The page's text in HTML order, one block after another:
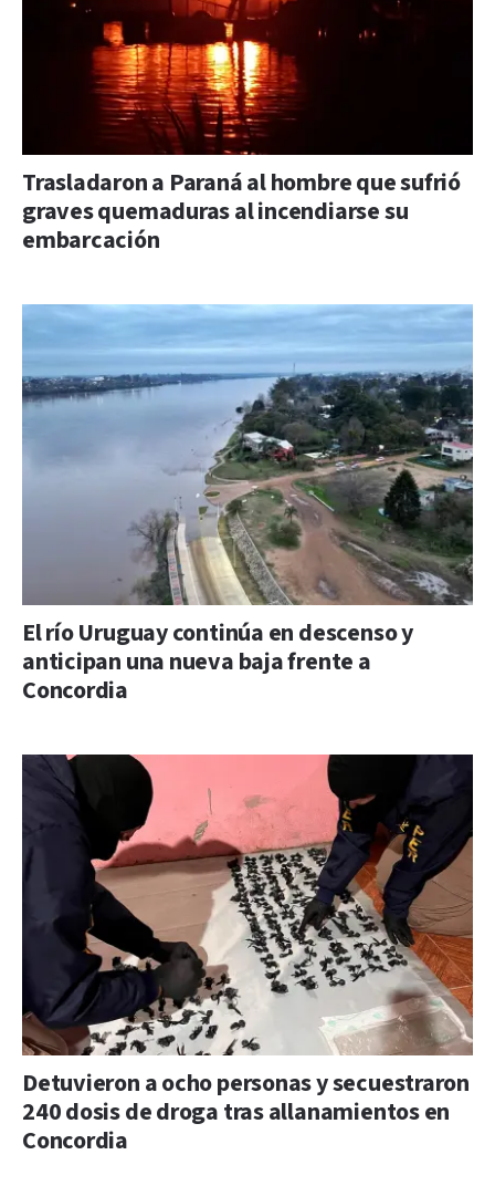
Trasladaron a Paraná al hombre que sufrió
graves quemaduras al incendiarse su
embarcación
El río Uruguay continúa en descenso y
anticipan una nueva baja frente a
Concordia
Detuvieron a ocho personas y secuestraron
240 dosis de droga tras allanamientos en
Concordia